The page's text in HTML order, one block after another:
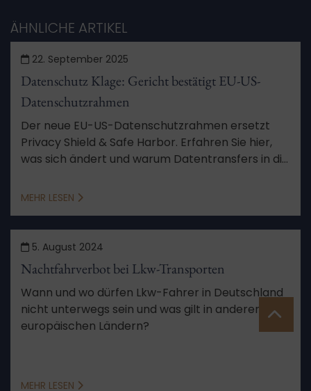
ÄHNLICHE ARTIKEL
22. September 2025
Datenschutz Klage: Gericht bestätigt EU-US-
Datenschutzrahmen
Der neue EU-US-Datenschutzrahmen ersetzt
Privacy Shield & Safe Harbor. Erfahren Sie hier,
was sich ändert und warum Datentransfers in die
MEHR LESEN
5. August 2024
Nachtfahrverbot bei Lkw-Transporten
Wann und wo dürfen Lkw-Fahrer in Deutschland
nicht unterwegs sein und was gilt in anderen
europäischen Ländern?
MEHR LESEN